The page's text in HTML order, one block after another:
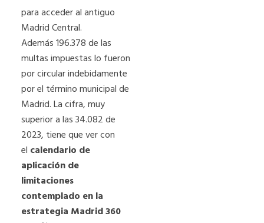
para acceder al antiguo
Madrid Central.
Además 196.378 de las
multas impuestas lo fueron
por circular indebidamente
por el término municipal de
Madrid. La cifra, muy
superior a las 34.082 de
2023, tiene que ver con
el calendario de
aplicación de
limitaciones
contemplado en la
estrategia Madrid 360